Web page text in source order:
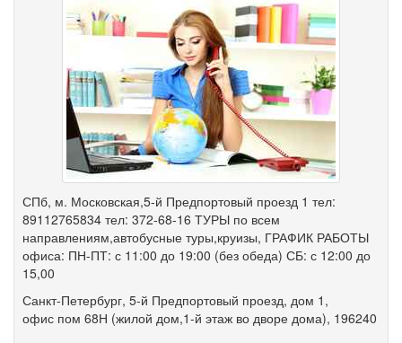
СПб, м. Московская,5-й Предпортовый проезд 1 тел:
89112765834 тел: 372-68-16 ТУРЫ по всем
направлениям,автобусные туры,круизы, ГРАФИК РАБОТЫ
офиса: ПН-ПТ: с 11:00 до 19:00 (без обеда) СБ: с 12:00 до
15,00
Санкт-Петербург, 5-й Предпортовый проезд, дом 1 ,
офис пом 68Н (жилой дом,1-й этаж во дворе дома), 196240